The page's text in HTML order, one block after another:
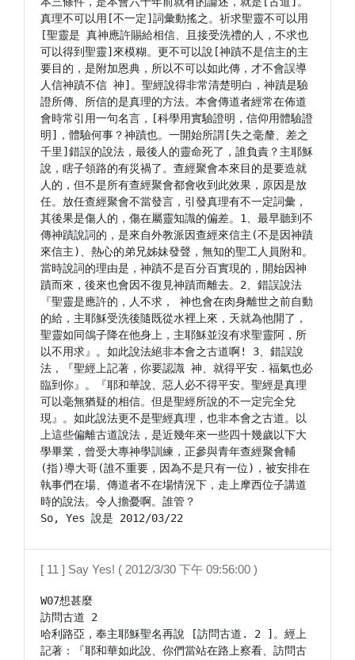
真理不可以用[不一定]詞彙動搖之。祈求聖靈不可以用
[聖靈是 真神應許賜給相信、且接受洗禮的人，不求也
可以得到聖靈]來模糊。更不可以說[神蹟不是信主的主
要目的，是附加恩典，所以不可以如此傳，才不會誤導
人信神蹟不信 神]。聖經說得非常清楚明白，神蹟是驗
證所傳、所信的是真理的方法。本會傳道者經常在佈道
會時常引用一句名言，[科學用實驗證明，信仰用體驗證
明]，體驗何事？神蹟也。一開始所謂[失之毫釐、差之
千里]錯誤的說法，最後人的靈命死了，誰負責？主耶穌
說，瞎子領路的有災禍了。查經聚會本來目的是要造就
人的，但不是所有查經聚會都會收到此效果，原因是放
任。放任查經聚會不當發言，引發真理有不一定詞彙，
其後果是傷人的，傷在屬靈知識的偏差。1、最早聽到不
傳神蹟說詞的，是來自外教派因查經來信主(不是因神蹟
來信主)、熱心的弟兄姊妹發聲，無知的聖工人員附和。
當時說詞的理由是，神蹟不是百分百實現的，開始因神
蹟而來，後來也會因不復見神蹟而離去。2、錯誤說法
『聖靈是應許的，人不求， 神也會在肉身離世之前自動
的給，主耶穌受洗後隨既從水裡上來，天就為他開了，
聖靈如同鴿子降在他身上，主耶穌並沒有求聖靈阿，所
以不用求』。如此說法絕非本會之古道啊! 3、錯誤說
法，『聖經上記著，你要認識 神、就得平安．福氣也必
臨到你』。『耶和華說、惡人必不得平安。聖經是真理
可以毫無猶疑的相信。但是聖經所說的不一定完全兌
現』。如此說法更不是聖經真理，也非本會之古道。以
上這些偏離古道說法，是近幾年來一些四十幾歲以下大
學畢業，曾受大專神學訓練，正參與青年查經聚會輔
(指)導大哥(誰不重要，因為不是只有一位)，被安排在
執事們在場、傳道者不在場情況下，走上摩西位子講道
時的說法。令人擔憂啊。誰管？
[ 11 ] Say Yes! ( 2012/3/30 下午 09:56:00 )
W07想甚麼
訪問古道 2
哈利路亞，奉主耶穌聖名再說 [訪問古道. 2 ]。經上
記著：『耶和華如此說、你們當站在路上察看、訪問古